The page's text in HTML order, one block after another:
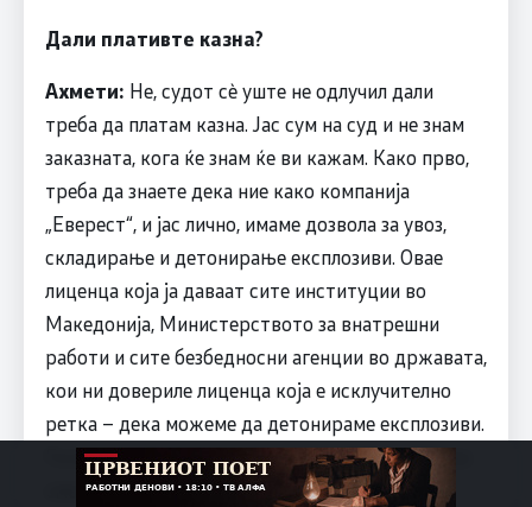
Дали плативте казна?
Ахмети: Не, судот сѐ уште не одлучил дали
треба да платам казна. Јас сум на суд и не знам
заказната, кога ќе знам ќе ви кажам. Како прво,
треба да знаете дека ние како компанија
„Еверест“, и јас лично, имаме дозвола за увоз,
складирање и детонирање експлозиви. Овае
лиценца која ја даваат сите институции во
Македонија, Министерството за внатрешни
работи и сите безбедносни агенции во државата,
кои ни довериле лиценца која е исклучително
ретка – дека можеме да детонираме експлозиви.
Ги користиме за рударските активности за кои
сме лиценцирани. Второ, тие огномети беа